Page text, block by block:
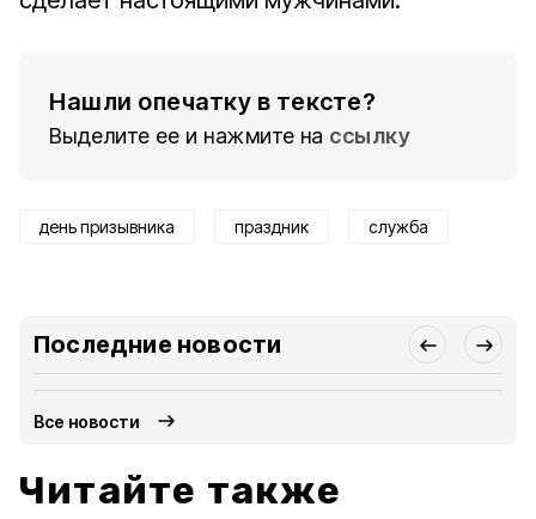
Нашли опечатку в тексте?
Выделите ее и нажмите на ссылку
день призывника праздник служба
Последние новости
Все новости
Читайте также